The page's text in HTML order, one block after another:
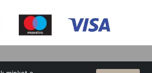
Kft 2026 Minden jog fenntartva!